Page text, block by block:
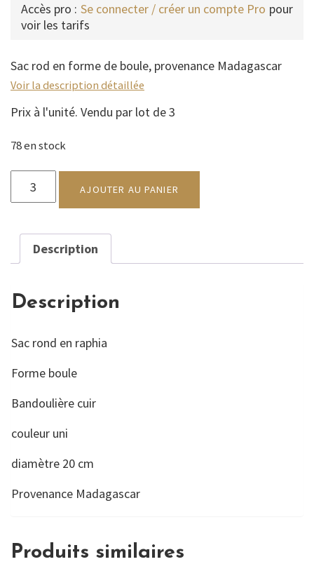
Accès pro : Se connecter / créer un compte Pro pour
voir les tarifs
Sac rod en forme de boule, provenance Madagascar
Voir la description détaillée
Prix à l'unité. Vendu par lot de 3
78 en stock
quantité
Sac
main
BAOLINA
AJOUTER AU PANIER
Description
Description
Sac rond en raphia
Forme boule
Bandoulière cuir
couleur uni
diamètre 20 cm
Provenance Madagascar
Produits similaires